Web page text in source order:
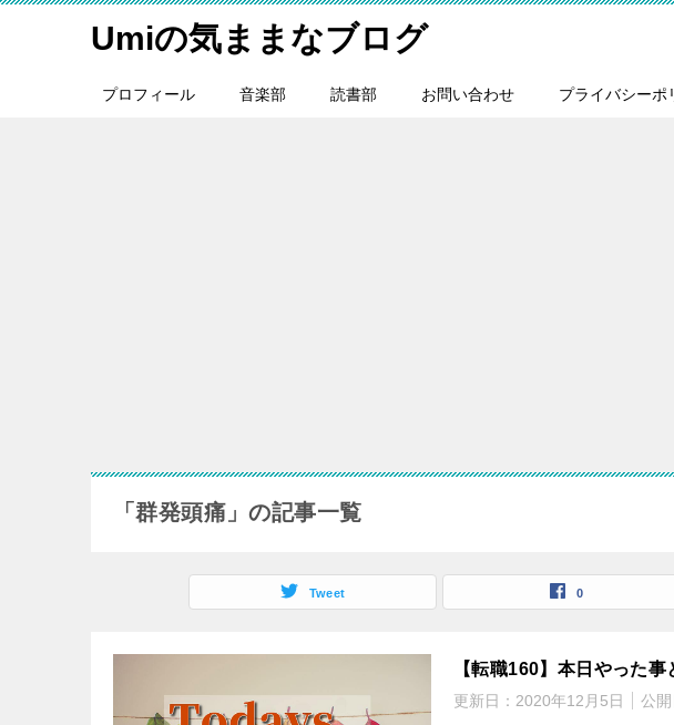
Umiの気ままなブログ
プロフィール 音楽部 読書部 お問い合わせ プライバシーポ
「群発頭痛」の記事一覧
Tweet 0
【転職160】本日やった事
更新日： 2020年12月5日 公開